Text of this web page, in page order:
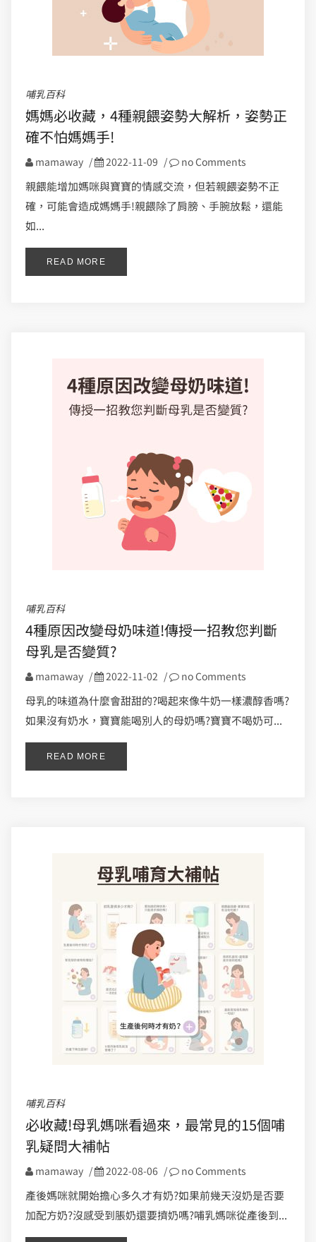
哺乳百科
媽媽必收藏，4種親餵姿勢大解析，姿勢正
確不怕媽媽手!
mamaway / 2022-11-09 / no Comments
親餵能增加媽咪與寶寶的情感交流，但若親餵姿勢不正
確，可能會造成媽媽手!親餵除了肩膀、手腕放鬆，還能
如...
READ MORE
哺乳百科
4種原因改變母奶味道!傳授一招教您判斷
母乳是否變質?
mamaway / 2022-11-02 / no Comments
母乳的味道為什麼會甜甜的?喝起來像牛奶一樣濃醇香嗎?
如果沒有奶水，寶寶能喝別人的母奶嗎?寶寶不喝奶可...
READ MORE
哺乳百科
必收藏!母乳媽咪看過來，最常見的15個哺
乳疑問大補帖
mamaway / 2022-08-06 / no Comments
產後媽咪就開始擔心多久才有奶?如果前幾天沒奶是否要
加配方奶?沒感受到脹奶還要擠奶嗎?哺乳媽咪從產後到...